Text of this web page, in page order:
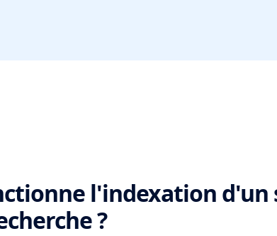
l'indexation d'un
?